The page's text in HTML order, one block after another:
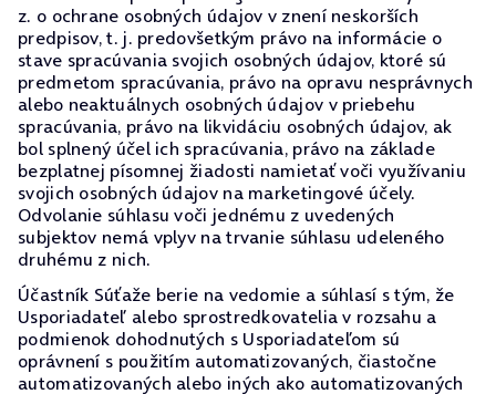
z. o ochrane osobných údajov v znení neskorších
predpisov, t. j. predovšetkým právo na informácie o
stave spracúvania svojich osobných údajov, ktoré sú
predmetom spracúvania, právo na opravu nesprávnych
alebo neaktuálnych osobných údajov v priebehu
spracúvania, právo na likvidáciu osobných údajov, ak
bol splnený účel ich spracúvania, právo na základe
bezplatnej písomnej žiadosti namietať voči využívaniu
svojich osobných údajov na marketingové účely.
Odvolanie súhlasu voči jednému z uvedených
subjektov nemá vplyv na trvanie súhlasu udeleného
druhému z nich.
Účastník Súťaže berie na vedomie a súhlasí s tým, že
Usporiadateľ alebo sprostredkovatelia v rozsahu a
podmienok dohodnutých s Usporiadateľom sú
oprávnení s použitím automatizovaných, čiastočne
automatizovaných alebo iných ako automatizovaných